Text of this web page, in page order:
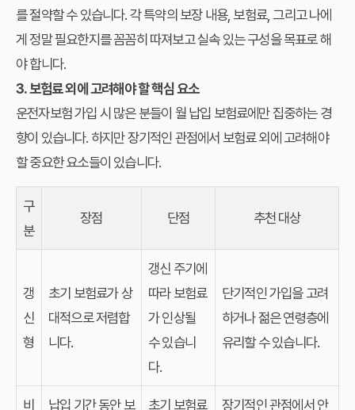
를 절약할 수 있습니다. 각 특약의 보장 내용, 보험료, 그리고 나에
게 정말 필요한지를 꼼꼼히 따져보고 실속 있는 구성을 목표로 해
야 합니다.
3. 보험료 외에 고려해야 할 핵심 요소
운전자보험 가입 시 많은 분들이 월 납입 보험료에만 집중하는 경
향이 있습니다. 하지만 장기적인 관점에서 보험료 외에 고려해야
할 중요한 요소들이 있습니다.
구
분
장점 단점 추천 대상
갱
신
형
초기 보험료가 상
대적으로 저렴합
니다.
갱신 주기에
따라 보험료
가 인상될
수 있습니
다.
단기적인 가입을 고려
하거나 젊은 연령층에
유리할 수 있습니다.
비 납입 기간 동안 보 초기 보험료 장기적인 관점에서 안